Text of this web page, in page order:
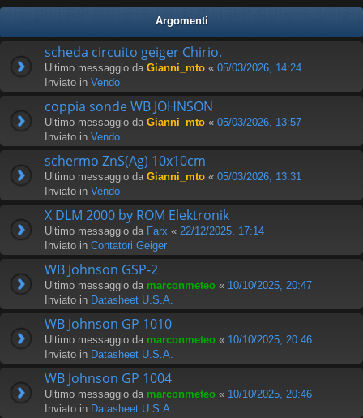
Argomenti
scheda circuito geiger Chirio.
Ultimo messaggio da Gianni_mto « 05/03/2026, 14:24
Inviato in Vendo
coppia sonde WB JOHNSON
Ultimo messaggio da Gianni_mto « 05/03/2026, 13:57
Inviato in Vendo
schermo ZnS(Ag) 10x10cm
Ultimo messaggio da Gianni_mto « 05/03/2026, 13:31
Inviato in Vendo
X DLM 2000 by ROM Elektronik
Ultimo messaggio da Farx « 22/12/2025, 17:14
Inviato in Contatori Geiger
WB Johnson GSP-2
Ultimo messaggio da marconmeteo « 10/10/2025, 20:47
Inviato in Datasheet U.S.A.
WB Johnson GP 1010
Ultimo messaggio da marconmeteo « 10/10/2025, 20:46
Inviato in Datasheet U.S.A.
WB Johnson GP 1004
Ultimo messaggio da marconmeteo « 10/10/2025, 20:46
Inviato in Datasheet U.S.A.